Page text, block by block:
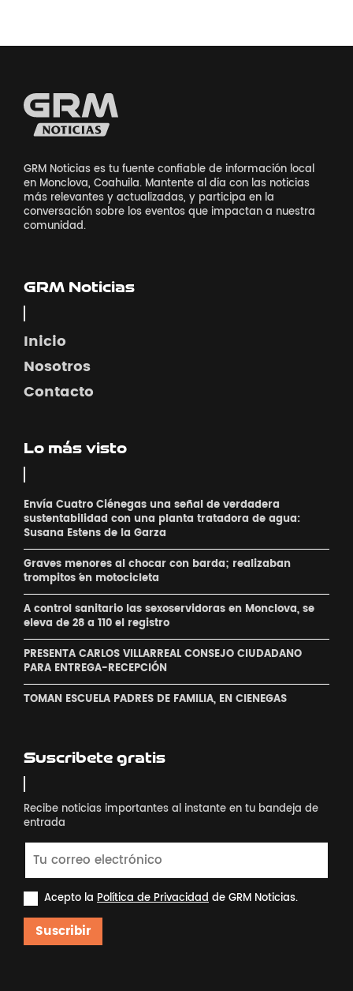
GRM Noticias es tu fuente confiable de información local
en Monclova, Coahuila. Mantente al día con las noticias
más relevantes y actualizadas, y participa en la
conversación sobre los eventos que impactan a nuestra
comunidad.
GRM Noticias
Inicio
Nosotros
Contacto
Lo más visto
Envía Cuatro Ciénegas una señal de verdadera
sustentabilidad con una planta tratadora de agua:
Susana Estens de la Garza
Graves menores al chocar con barda; realizaban
´trompitos ´en motocicleta
A control sanitario las sexoservidoras en Monclova, se
eleva de 28 a 110 el registro
PRESENTA CARLOS VILLARREAL CONSEJO CIUDADANO
PARA ENTREGA-RECEPCIÓN
TOMAN ESCUELA PADRES DE FAMILIA, EN CIENEGAS
Suscribete gratis
Recibe noticias importantes al instante en tu bandeja de
entrada
Acepto la Política de Privacidadde GRM Noticias.
Suscribir